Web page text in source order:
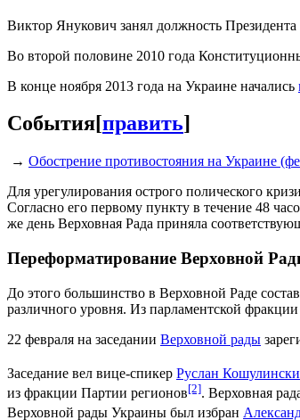
Виктор Янукович занял должность
Во второй половине 2010 года
В конце ноября 2013 года на Украине начались
События[править]
→ Обострение противостояния на Украине
Для урегулирования острого полического
Согласно его первому пункту в течение 48
же день Верховная Рада приняла
Переформатирование Верховной
До этого большинство в Верховной Раде
различного уровня. Из парламентской
22 февраля на заседании Верховной рады
Заседание вел вице-спикер Руслан
из фракции Партии регионов[2]. Верховная
Верховной рады Украины был избран